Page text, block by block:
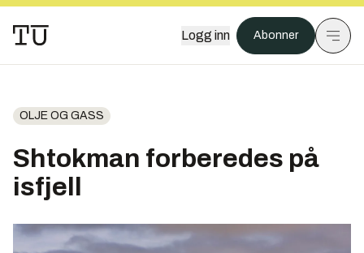
Logg inn Abonner
OLJE OG GASS
Shtokman forberedes på
isfjell